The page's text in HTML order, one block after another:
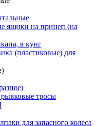
ящики на прицеп (на
в кунг
(пластиковые) для
тросы
для запасного колеса